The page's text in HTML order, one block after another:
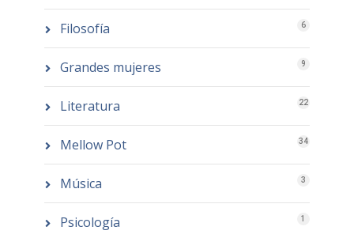
Filosofía 6
Grandes mujeres 9
Literatura 22
Mellow Pot 34
Música 3
Psicología 1